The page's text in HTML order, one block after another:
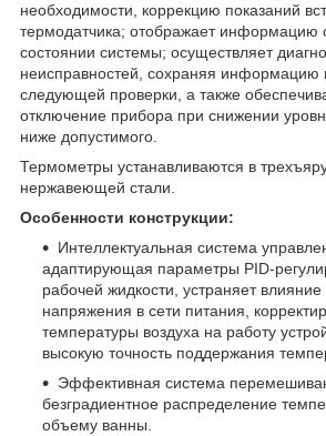
необходимости, коррекцию показаний
термодатчика; отображает информацию
состоянии системы; осуществляет
неисправностей, сохраняя информацию
следующей проверки, а также
отключение прибора при снижении
ниже допустимого.
Термометры устанавливаются в
нержавеющей стали.
Особенности конструкции:
Интеллектуальная система
адаптирующая параметры PID-
рабочей жидкости, устраняет влияние
напряжения в сети питания,
температуры воздуха на работу
высокую точность поддержания
Эффективная система
безградиентное распределение
объему ванны.